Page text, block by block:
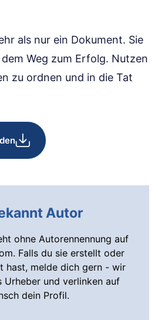
als nur ein Dokument. Sie
Weg zum Erfolg. Nutzen
zu ordnen und in die Tat
Autor
ohne Autorennennung auf
Falls du sie erstellt oder
hast, melde dich gern - wir
Urheber und verlinken auf
dein Profil.